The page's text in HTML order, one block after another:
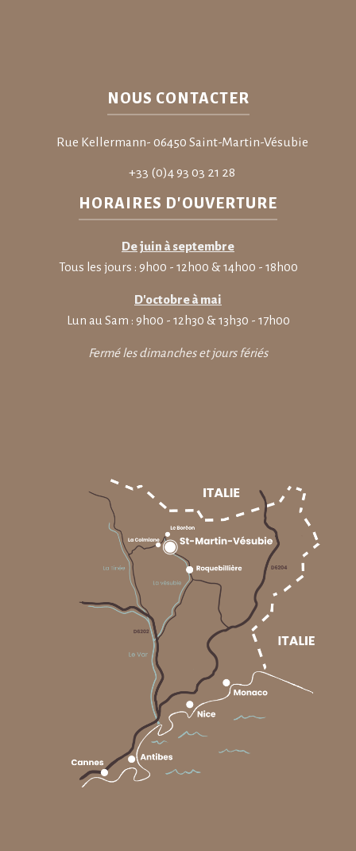
NOUS CONTACTER
Rue Kellermann- 06450 Saint-Martin-Vésubie
+33 (0)4 93 03 21 28
HORAIRES D'OUVERTURE
De juin à septembre
Tous les jours : 9h00 - 12h00 & 14h00 - 18h00
D'octobre à mai
Lun au Sam : 9h00 - 12h30 & 13h30 - 17h00
Fermé les dimanches et jours fériés